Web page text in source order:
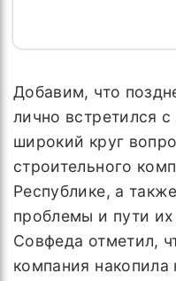
Добавим, что
лично встретился
широкий круг
строительного
Республике, а
проблемы и пути
Совфеда отметил,
компания